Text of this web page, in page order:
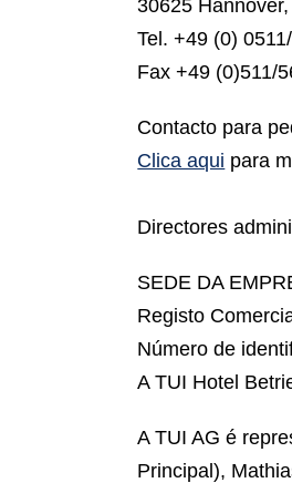
30625
Tel. +49 (0)
Fax +49 (0)511/
Contacto para
Clica aqui para
Directores
SEDE DA
Registo
Número de
A TUI Hotel
A TUI AG é
Principal),